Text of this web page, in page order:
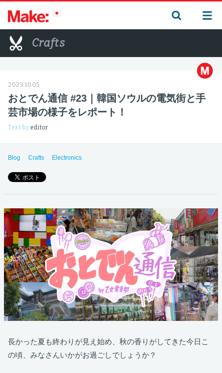
Crafts
2023.10.05
おとでん通信 #23｜韓国ソウルの電気街と手
芸市場の様子をレポート！
Text by editor
Blog Crafts Electronics
長かった夏も終わりが見え始め、秋の香りがしてきた今日こ
の頃、みなさんいかがお過ごしでしょうか？